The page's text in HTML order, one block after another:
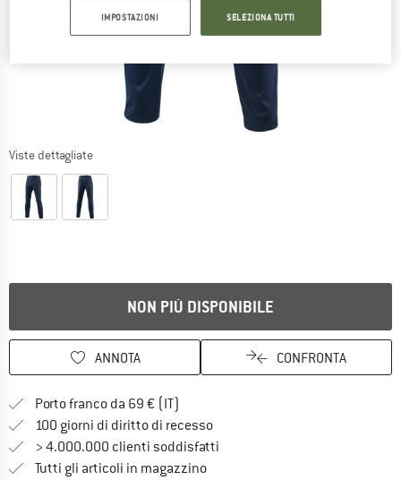
Viste dettagliate
NON PIÙ DISPONIBILE
ANNOTA CONFRONTA
Porto franco da 69 € (IT)
100 giorni di diritto di recessoVai alla politica di recesso qui
> 4.000.000 clienti soddisfatti
Tutti gli articoli in magazzino
IMPOSTAZIONI SELEZIONA TUTTI